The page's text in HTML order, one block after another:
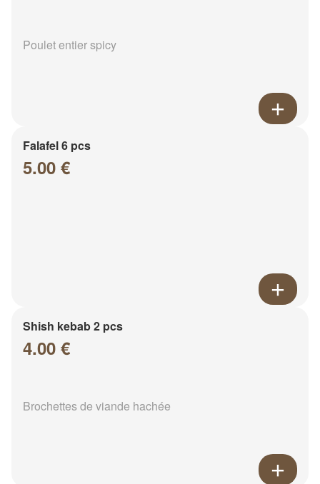
Poulet entier spicy
Falafel 6 pcs
5.00 €
Shish kebab 2 pcs
4.00 €
Brochettes de viande hachée